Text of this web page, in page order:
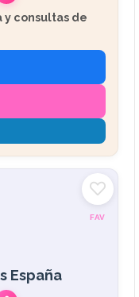
y consultas de
FAV
España